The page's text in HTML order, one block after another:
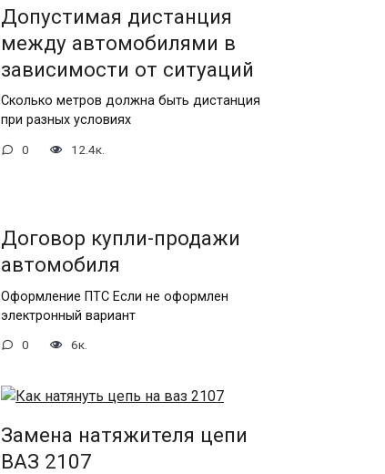
Допустимая дистанция
между автомобилями в
зависимости от ситуаций
Сколько метров должна быть дистанция
при разных условиях
0 12.4к.
Договор купли-продажи
автомобиля
Оформление ПТС Если не оформлен
электронный вариант
0 6к.
Замена натяжителя цепи
ВАЗ 2107